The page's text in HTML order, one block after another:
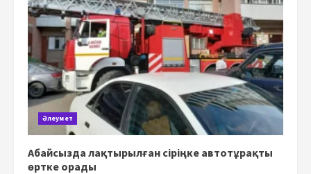
Әлеумет
Абайсызда лақтырылған сіріңке автотұрақты
өртке орады